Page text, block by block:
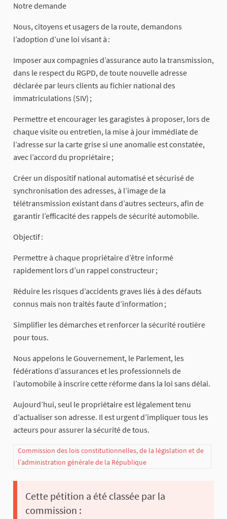
Notre demande
Nous, citoyens et usagers de la route, demandons
l’adoption d’une loi visant à :
Imposer aux compagnies d’assurance auto la transmission,
dans le respect du RGPD, de toute nouvelle adresse
déclarée par leurs clients au fichier national des
immatriculations (SIV) ;
Permettre et encourager les garagistes à proposer, lors de
chaque visite ou entretien, la mise à jour immédiate de
l’adresse sur la carte grise si une anomalie est constatée,
avec l’accord du propriétaire ;
Créer un dispositif national automatisé et sécurisé de
synchronisation des adresses, à l’image de la
télétransmission existant dans d’autres secteurs, afin de
garantir l’efficacité des rappels de sécurité automobile.
Objectif :
Permettre à chaque propriétaire d’être informé
rapidement lors d’un rappel constructeur ;
Réduire les risques d’accidents graves liés à des défauts
connus mais non traités faute d’information ;
Simplifier les démarches et renforcer la sécurité routière
pour tous.
Nous appelons le Gouvernement, le Parlement, les
fédérations d’assurances et les professionnels de
l’automobile à inscrire cette réforme dans la loi sans délai.
Aujourd’hui, seul le propriétaire est légalement tenu
d’actualiser son adresse. Il est urgent d’impliquer tous les
acteurs pour assurer la sécurité de tous.
Commission des lois constitutionnelles, de la législation et de
l’administration générale de la République
Cette pétition a été classée par la
commission :